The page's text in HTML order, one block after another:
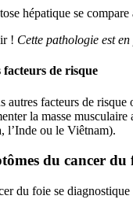
hépatique se
! Cette pathologie est
de risque
autres facteurs de risque
la masse musculaire
l’Inde ou le Viêtnam).
du cancer du
du foie se